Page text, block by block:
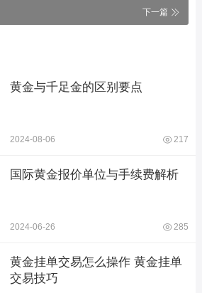
下一篇
黄金与千足金的区别要点
2024-08-06 217
国际黄金报价单位与手续费解析
2024-06-26 285
黄金挂单交易怎么操作 黄金挂单
交易技巧